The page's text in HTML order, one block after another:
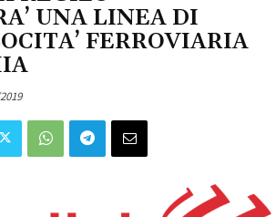
UNA LINEA DI
FERROVIARIA